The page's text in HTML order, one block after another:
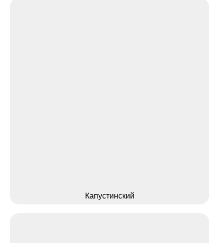
Капустинский